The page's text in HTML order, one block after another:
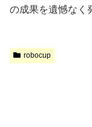
の成果を遺憾なく
robocup